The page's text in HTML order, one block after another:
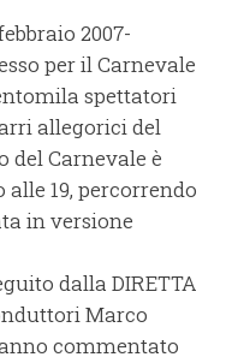
2007-
per il Carnevale
spettatori
allegorici del
del Carnevale è
19, percorrendo
in versione
dalla DIRETTA
Marco
commentato